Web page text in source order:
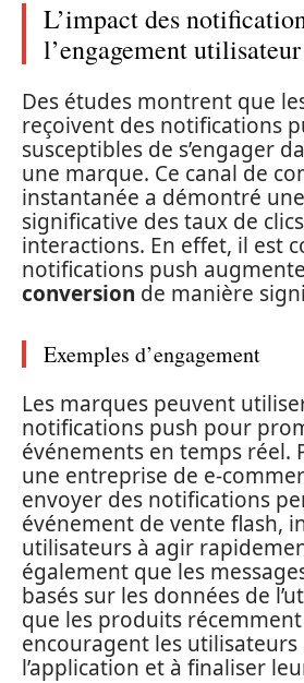
L’impact des
l’engagement utilisateur
Des études montrent que
reçoivent des notifications
susceptibles de s’engager
une marque. Ce canal de
instantanée a démontré
significative des taux de
interactions. En effet, il est
notifications push
conversion de manière
Exemples d’engagement
Les marques peuvent
notifications push pour
événements en temps réel.
une entreprise de e-
envoyer des notifications
événement de vente flash,
utilisateurs à agir
également que les
basés sur les données de
que les produits
encouragent les
l’application et à finaliser